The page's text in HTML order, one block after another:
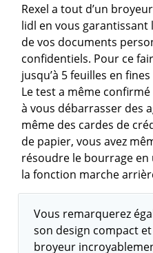
Rexel a tout d’un
lidl en vous
de vos documents
confidentiels. Pour ce
jusqu’à 5 feuilles en
Le test a même
à vous débarrasser des
même des cardes de
de papier, vous avez
résoudre le bourrage en
la fonction marche
Vous remarquerez
son design compact et
broyeur